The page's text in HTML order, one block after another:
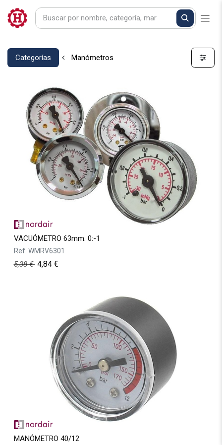
Categorías Manómetros
VACUÓMETRO 63mm. 0:-1
Ref. WMRV6301
5,38€ 4,84€
MANÓMETRO 40/12